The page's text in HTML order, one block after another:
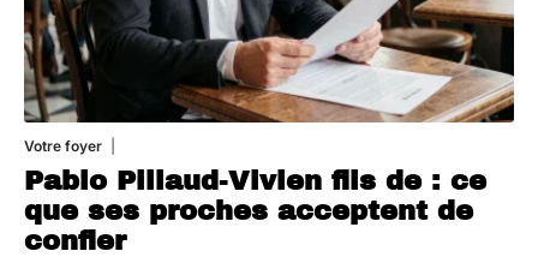
Votre foyer
Pablo Pillaud-Vivien fils de : ce
que ses proches acceptent de
confier